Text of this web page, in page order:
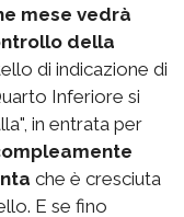
mese vedrà
della
di indicazione di
Inferiore si
in entrata per
che è cresciuta
E se fino